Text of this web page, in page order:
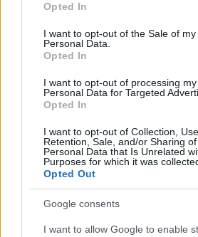
use your data for below specified
consent section.
Opted In
I want to opt-out of the Sale of my
Personal Data.
Opted In
I want to opt-out of processing my
Personal Data for Targeted
Opted In
I want to opt-out of Collection, Use,
Retention, Sale, and/or Sharing
Personal Data that Is Unrelated
Purposes for which it was
Opted Out
Google consents
I want to allow Google to enable
stanovanj. Majhne številke in
pripeljale do uspeha. Zaželel je,
smeha in življenja. Pozval k
teh negotovih časih,« je dejal
prihodnosti Simon Maljevac
Vir: Stanovanjski sklad RS